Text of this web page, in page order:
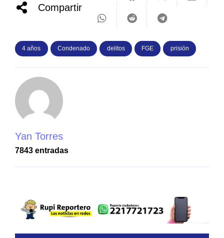
Compartir
4 años Condenado delitos FGE prisión
Yan Torres
7843 entradas